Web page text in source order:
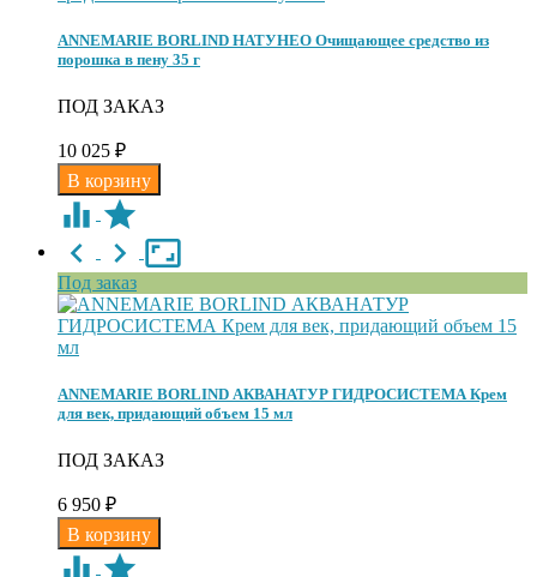
ANNEMARIE BORLIND НАТУНЕО Очищающее средство из
порошка в пену 35 г
ПОД ЗАКАЗ
10 025 ₽
Под заказ
ANNEMARIE BORLIND АКВАНАТУР ГИДРОСИСТЕМА Крем
для век, придающий объем 15 мл
ПОД ЗАКАЗ
6 950 ₽